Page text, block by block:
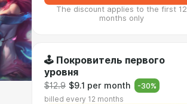
The discount applies to the first 12
months only
🕹️ Покровитель первого
уровня
$12.9 $9.1 per month -30%
billed every 12 months